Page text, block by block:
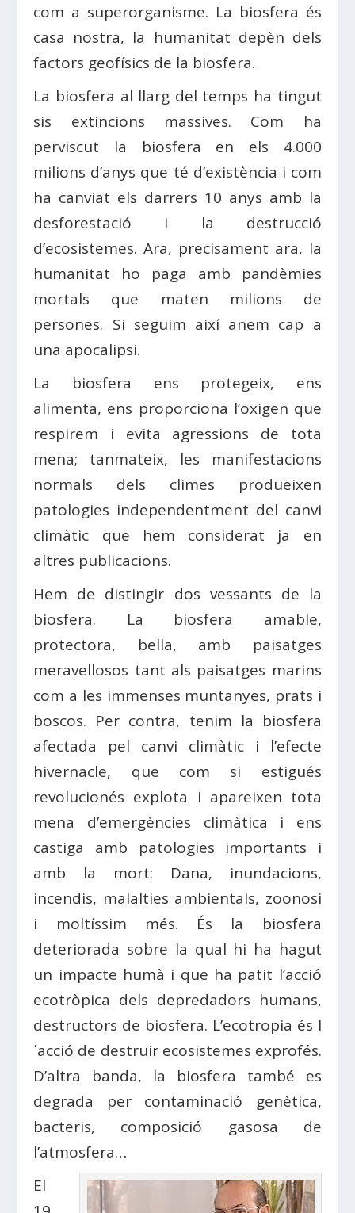
com a superorganisme. La biosfera és
casa nostra, la humanitat depèn dels
factors geofísics de la biosfera.
La biosfera al llarg del temps ha tingut
sis extincions massives. Com ha
perviscut la biosfera en els 4.000
milions d’anys que té d’existència i com
ha canviat els darrers 10 anys amb la
desforestació i la destrucció
d’ecosistemes. Ara, precisament ara, la
humanitat ho paga amb pandèmies
mortals que maten milions de
persones. Si seguim així anem cap a
una apocalipsi.
La biosfera ens protegeix, ens
alimenta, ens proporciona l’oxigen que
respirem i evita agressions de tota
mena; tanmateix, les manifestacions
normals dels climes produeixen
patologies independentment del canvi
climàtic que hem considerat ja en
altres publicacions.
Hem de distingir dos vessants de la
biosfera. La biosfera amable,
protectora, bella, amb paisatges
meravellosos tant als paisatges marins
com a les immenses muntanyes, prats i
boscos. Per contra, tenim la biosfera
afectada pel canvi climàtic i l’efecte
hivernacle, que com si estigués
revolucionés explota i apareixen tota
mena d’emergències climàtica i ens
castiga amb patologies importants i
amb la mort: Dana, inundacions,
incendis, malalties ambientals, zoonosi
i moltíssim més. És la biosfera
deteriorada sobre la qual hi ha hagut
un impacte humà i que ha patit l’acció
ecotròpica dels depredadors humans,
destructors de biosfera. L’ecotropia és l
´acció de destruir ecosistemes exprofés.
D’altra banda, la biosfera també es
degrada per contaminació genètica,
bacteris, composició gasosa de
l’atmosfera…
El